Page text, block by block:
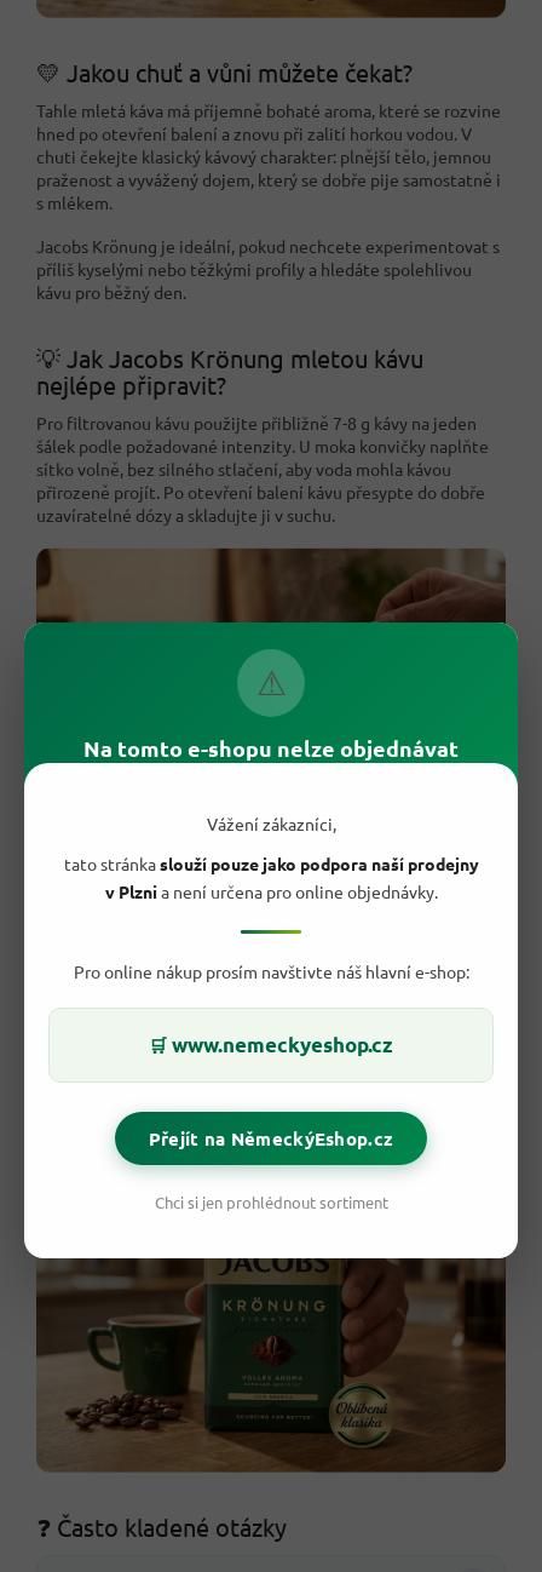
⚠
Na tomto e-shopu nelze objednávat
Vážení zákazníci,
tato stránkaslouží pouze jako podpora naší prodejny
v Plznia není určena pro online objednávky.
Pro online nákup prosím navštivte náš hlavní e-shop:
🛒 www.nemeckyeshop.cz
Přejít na NěmeckýEshop.cz
Chci si jen prohlédnout sortiment
💛 Jakou chuť a vůni můžete čekat?
Tahle mletá káva má příjemně bohaté aroma, které se rozvine
hned po otevření balení a znovu při zalití horkou vodou. V
chuti čekejte klasický kávový charakter: plnější tělo, jemnou
praženost a vyvážený dojem, který se dobře pije samostatně i
s mlékem.
Jacobs Krönung je ideální, pokud nechcete experimentovat s
příliš kyselými nebo těžkými profily a hledáte spolehlivou
kávu pro běžný den.
💡 Jak Jacobs Krönung mletou kávu
nejlépe připravit?
Pro filtrovanou kávu použijte přibližně 7-8 g kávy na jeden
šálek podle požadované intenzity. U moka konvičky naplňte
sítko volně, bez silného stlačení, aby voda mohla kávou
přirozeně projít. Po otevření balení kávu přesypte do dobře
uzavíratelné dózy a skladujte ji v suchu.
pro filtr i moka konvičku?
Ano, jemně mletá pražená káva se hodí pro běžné domácí
způsoby přípravy. Nejlépe vynikne ve filtru, překapávači nebo
bez mlýnku.
❓ Často kladené otázky